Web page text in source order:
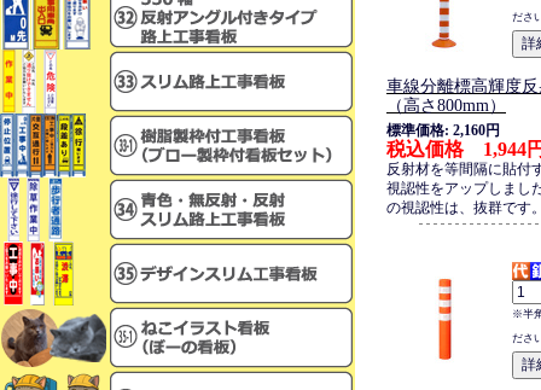
ださ
車線分離標高輝度
（高さ800mm）
標準価格: 2,160円
税込価格 1,944
反射材を等間隔に貼付
視認性をアップしまし
の視認性は、抜群です
※半
ださ